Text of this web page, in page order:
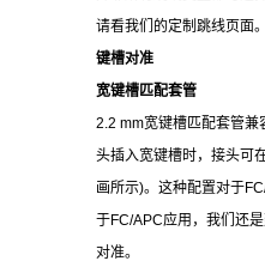
请看我们的定制跳线页面。
键槽对准
宽键槽匹配套管
2.2 mm宽键槽匹配套管兼
头插入宽键槽时，接头可
画所示)。这种配置对于
于FC/APC应用，我们还
对准。